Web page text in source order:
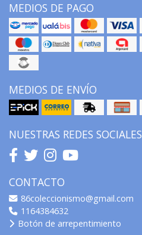
MEDIOS DE PAGO
MEDIOS DE ENVÍO
NUESTRAS REDES SOCIALES
CONTACTO
86coleccionismo@gmail.com
1164384632
Botón de arrepentimiento